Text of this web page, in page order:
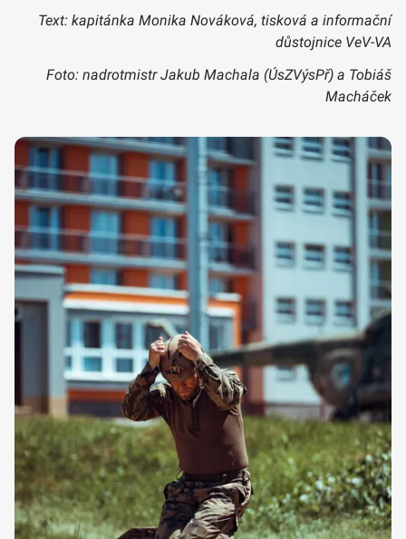
Text: kapitánka Monika Nováková, tisková a informační
důstojnice VeV-VA
Foto: nadrotmistr Jakub Machala (ÚsZVýsPř) a Tobiáš
Macháček